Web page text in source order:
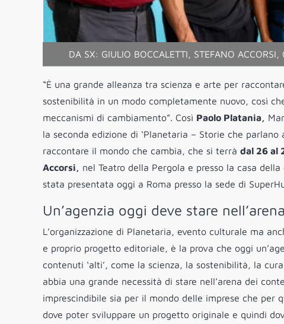
DA SX: GIULIO BOCCALETTI, STEFANO
“È una grande alleanza tra scienza e arte per
sostenibilità in un modo completamente nuovo, così
meccanismi di cambiamento”. Così Paolo Platania,
la seconda edizione di ‘Planetaria – Storie che
raccontare il mondo che cambia, che si terrà dal 26 al
Accorsi, nel Teatro della Pergola e presso la casa
stata presentata oggi a Roma presso la sede di
Un’agenzia oggi deve stare
L’organizzazione di Planetaria, evento culturale ma
e proprio progetto editoriale, è la prova che oggi
contenuti ‘alti’, come la scienza, la sostenibilità, la
abbia una grande necessità di stare nell’arena dei
imprescindibile sia per il mondo delle imprese che per
dove poter sviluppare un progetto originale e quindi